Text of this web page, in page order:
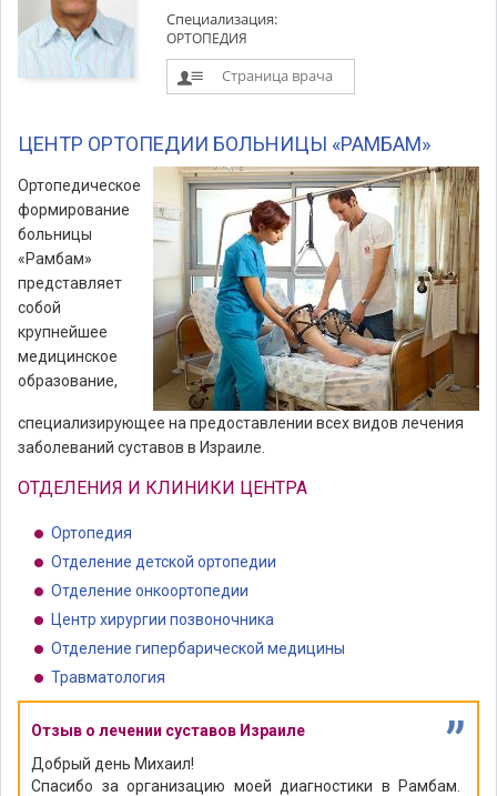
Специализация:
ОРТОПЕДИЯ
Страница врача
ЦЕНТР ОРТОПЕДИИ БОЛЬНИЦЫ «РАМБАМ»
Ортопедическое
формирование
больницы
«Рамбам»
представляет
собой
крупнейшее
медицинское
образование,
специализирующее на предоставлении всех видов лечения
заболеваний суставов в Израиле.
ОТДЕЛЕНИЯ И КЛИНИКИ ЦЕНТРА
Ортопедия
Отделение детской ортопедии
Отделение онкоортопедии
Центр хирургии позвоночника
Отделение гипербарической медицины
Травматология
”
Отзыв о лечении суставов Израиле
Добрый день Михаил!
Спасибо за организацию моей диагностики в Рамбам.